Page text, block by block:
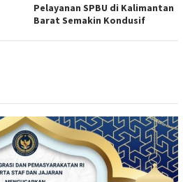
Pelayanan SPBU di Kalimantan
Barat Semakin Kondusif